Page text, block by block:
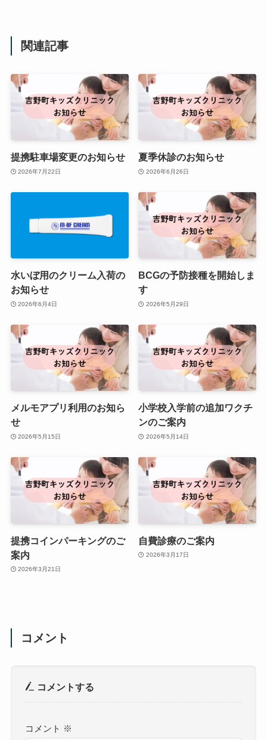
関連記事
提携駐車場変更のお知らせ
2026年7月22日
夏季休診のお知らせ
2026年6月26日
水いぼ用のクリーム入荷の
お知らせ
2026年6月4日
BCGの予防接種を開始しま
す
2026年5月29日
メルモアプリ利用のお知ら
せ
2026年5月15日
小学校入学前の追加ワクチ
ンのご案内
2026年5月14日
提携コインパーキングのご
案内
2026年3月21日
自費診療のご案内
2026年3月17日
コメント
コメントする
コメント ※